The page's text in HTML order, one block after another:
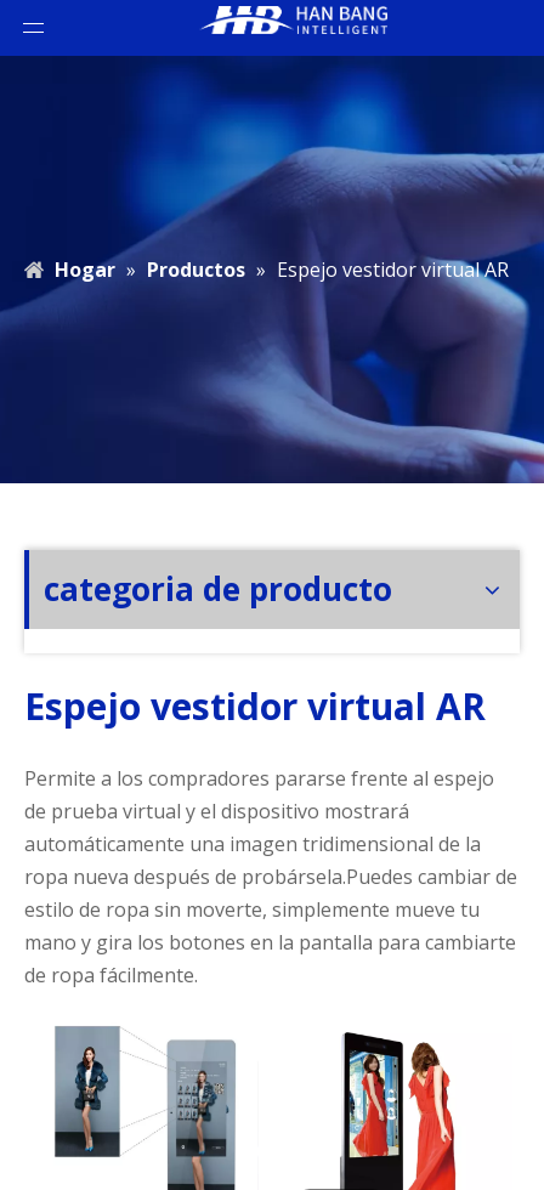
Hogar » Productos » Espejo vestidor virtual AR
categoria de producto
Espejo vestidor virtual AR
Permite a los compradores pararse frente al espejo
de prueba virtual y el dispositivo mostrará
automáticamente una imagen tridimensional de la
ropa nueva después de probársela.Puedes cambiar de
estilo de ropa sin moverte, simplemente mueve tu
mano y gira los botones en la pantalla para cambiarte
de ropa fácilmente.